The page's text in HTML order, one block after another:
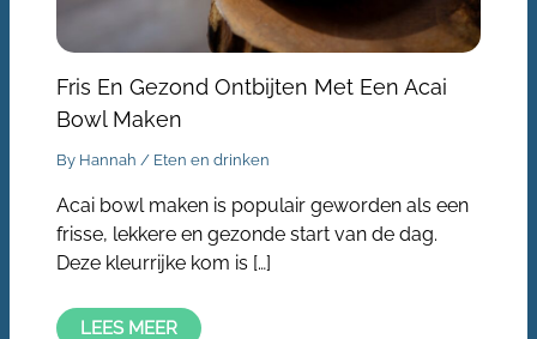
Fris En Gezond Ontbijten Met Een Acai
Bowl Maken
By Hannah/ Eten en drinken
Acai bowl maken is populair geworden als een
frisse, lekkere en gezonde start van de dag.
Deze kleurrijke kom is […]
LEES MEER